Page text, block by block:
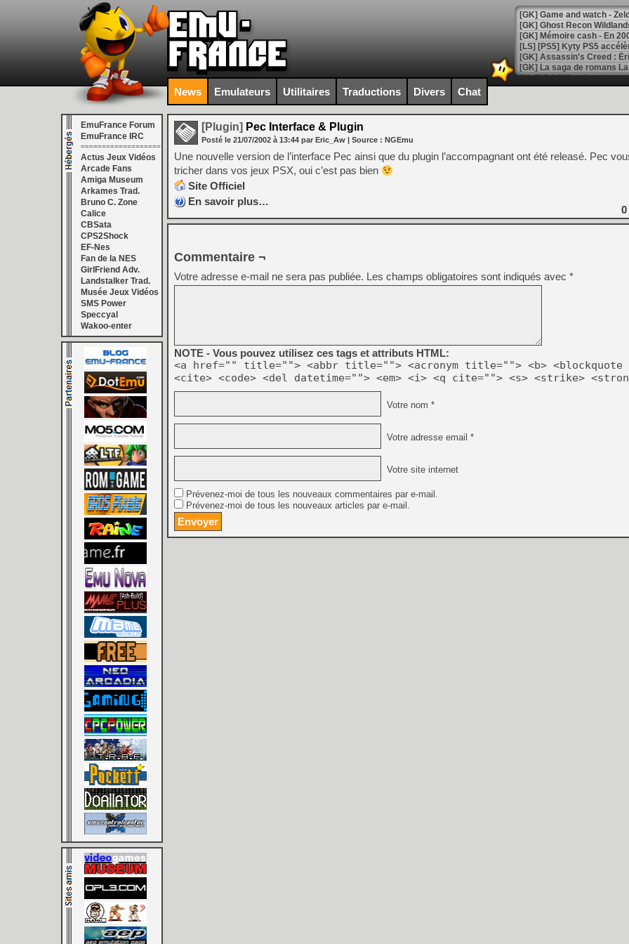
[Mo5] DOOM arrive en
[GK] Bethesda fête les 30
[GK] Roblox : l'action en
[GK] Agenda - GeForce
[GK] Devolver Digital en a
[LS] [PS5] ps5-y2jb-
[GK] Pourquoi Marvel
[GK] Test : Restory : Chill
[GK] GTA 6 : Rockstar
[GK] Hot Wheels Infinite
[GK] Mémoire cash -
[GK] Résultats Nintendo :
[GK] Déjà des
[Mo5] Brickboy cherche à
[GK] Minecraft et ses «
[GK] Beast of
[GK] Ubisoft : fin de partie
[GK] Mémoire cash -
[GK] Dan Houser (GTA)
[GK] Comment EA Sports
[GK] Crimson Moon : un
[GK] Isle of Reveries : le
[GK] Moonlighter 2 : The
[GK] Capcom relance
[Mo5] Deux inédits du
[GK] Le beat'em up The
[GK] Endless Legend 2 :
[LS] [PS5] Premiers
News Emulateurs Utilitaires Traductions Divers Chat
EmuFrance Forum
EmuFrance IRC
===================
Actus Jeux Vidéos
Arcade Fans
Amiga Museum
Arkames Trad.
Bruno C. Zone
Calice
CBSata
CPS2Shock
EF-Nes
Fan de la NES
GirlFriend Adv.
Landstalker Trad.
Musée Jeux Vidéos
SMS Power
Speccyal
Wakoo-enter
[Plugin] Pec Interface & Plugin
Posté le 21/07/2002 à 13:44 par Eric_Aw | Source : NGEmu
Une nouvelle version de l’interface Pec ainsi que du plugin l’accompagnant ont été releasé. Pec
tricher dans vos jeux PSX, oui c’est pas bien
Site Officiel
En savoir plus…
0
Commentaire ¬
Votre adresse e-mail ne sera pas publiée. Les champs obligatoires sont indiqués avec *
NOTE - Vous pouvez utilisez ces tags et attributs HTML:
<a href="" title=""> <abbr title=""> <acronym title=""> <b> <blockquote
<cite> <code> <del datetime=""> <em> <i> <q cite=""> <s> <strike>
Votre nom *
Votre adresse email *
Votre site internet
Prévenez-moi de tous les nouveaux commentaires par e-mail.
Prévenez-moi de tous les nouveaux articles par e-mail.